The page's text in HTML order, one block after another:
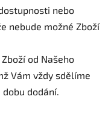
nebo
nebude možné Zboží
od Našeho
Vám vždy sdělíme
dodání.